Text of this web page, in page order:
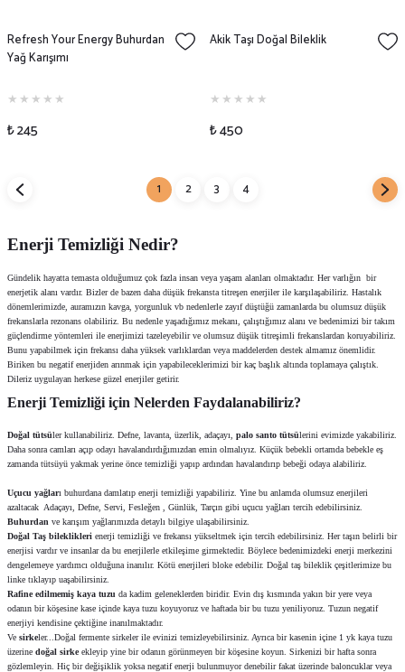
Refresh Your Energy Buhurdan
Yağ Karışımı
₺ 245
Akik Taşı Doğal Bileklik
₺ 450
1 2 3 4
Enerji Temizliği Nedir?
Gündelik hayatta temasta olduğumuz çok fazla insan veya yaşam alanları olmaktadır. Her varlığın bir
enerjetik alanı vardır. Bizler de bazen daha düşük frekansta titreşen enerjiler ile karşılaşabiliriz. Hastalık
dönemlerimizde, auramızın kavga, yorgunluk vb nedenlerle zayıf düştüğü zamanlarda bu olumsuz düşük
frekanslarla rezonans olabiliriz. Bu nedenle yaşadığımız mekanı, çalıştığımız alanı ve bedenimizi bir takım
güçlendirme yöntemleri ile enerjimizi tazeleyebilir ve olumsuz düşük titreşimli frekanslardan koruyabiliriz.
Bunu yapabilmek için frekansı daha yüksek varlıklardan veya maddelerden destek almamız önemlidir.
Biriken bu negatif enerjiden arınmak için yapabileceklerimizi bir kaç başlık altında toplamaya çalıştık.
Dileriz uygulayan herkese güzel enerjiler getirir.
Enerji Temizliği için Nelerden Faydalanabiliriz?
Doğal tütsüler kullanabiliriz. Defne, lavanta, üzerlik, adaçayı, palo santo tütsülerini evimizde yakabiliriz.
Daha sonra camları açıp odayı havalandırdığımızdan emin olmalıyız. Küçük bebekli ortamda bebekle eş
zamanda tütsüyü yakmak yerine önce temizliği yapıp ardından havalandırıp bebeği odaya alabiliriz.
Uçucu yağları buhurdana damlatıp enerji temizliği yapabiliriz. Yine bu anlamda olumsuz enerjileri
azaltacak Adaçayı, Defne, Servi, Fesleğen , Günlük, Tarçın gibi uçucu yağları tercih edebilirsiniz.
Buhurdan ve karışım yağlarımızda detaylı bilgiye ulaşabilirsiniz.
Doğal Taş bileklikleri enerji temizliği ve frekansı yükseltmek için tercih edebilirsiniz. Her taşın belirli bir
enerjisi vardır ve insanlar da bu enerjilerle etkileşime girmektedir. Böylece bedenimizdeki enerji merkezini
dengelemeye yardımcı olduğuna inanılır. Kötü enerjileri bloke edebilir. Doğal taş bileklik çeşitlerimize bu
linke tıklayıp uaşabilirsiniz.
Rafine edilmemiş kaya tuzu da kadim geleneklerden biridir. Evin dış kısmında yakın bir yere veya
odanın bir köşesine kase içinde kaya tuzu koyuyoruz ve haftada bir bu tuzu yeniliyoruz. Tuzun negatif
enerjiyi kendisine çektiğine inanılmaktadır.
Ve sirkeler...Doğal fermente sirkeler ile evinizi temizleyebilirsiniz. Ayrıca bir kasenin içine 1 yk kaya tuzu
üzerine doğal sirkeekleyip yine bir odanın görünmeyen bir köşesine koyun. Sirkenizi bir hafta sonra
gözlemleyin. Hiç bir değişiklik yoksa negatif enerji bulunmuyor denebilir fakat üzerinde baloncuklar veya